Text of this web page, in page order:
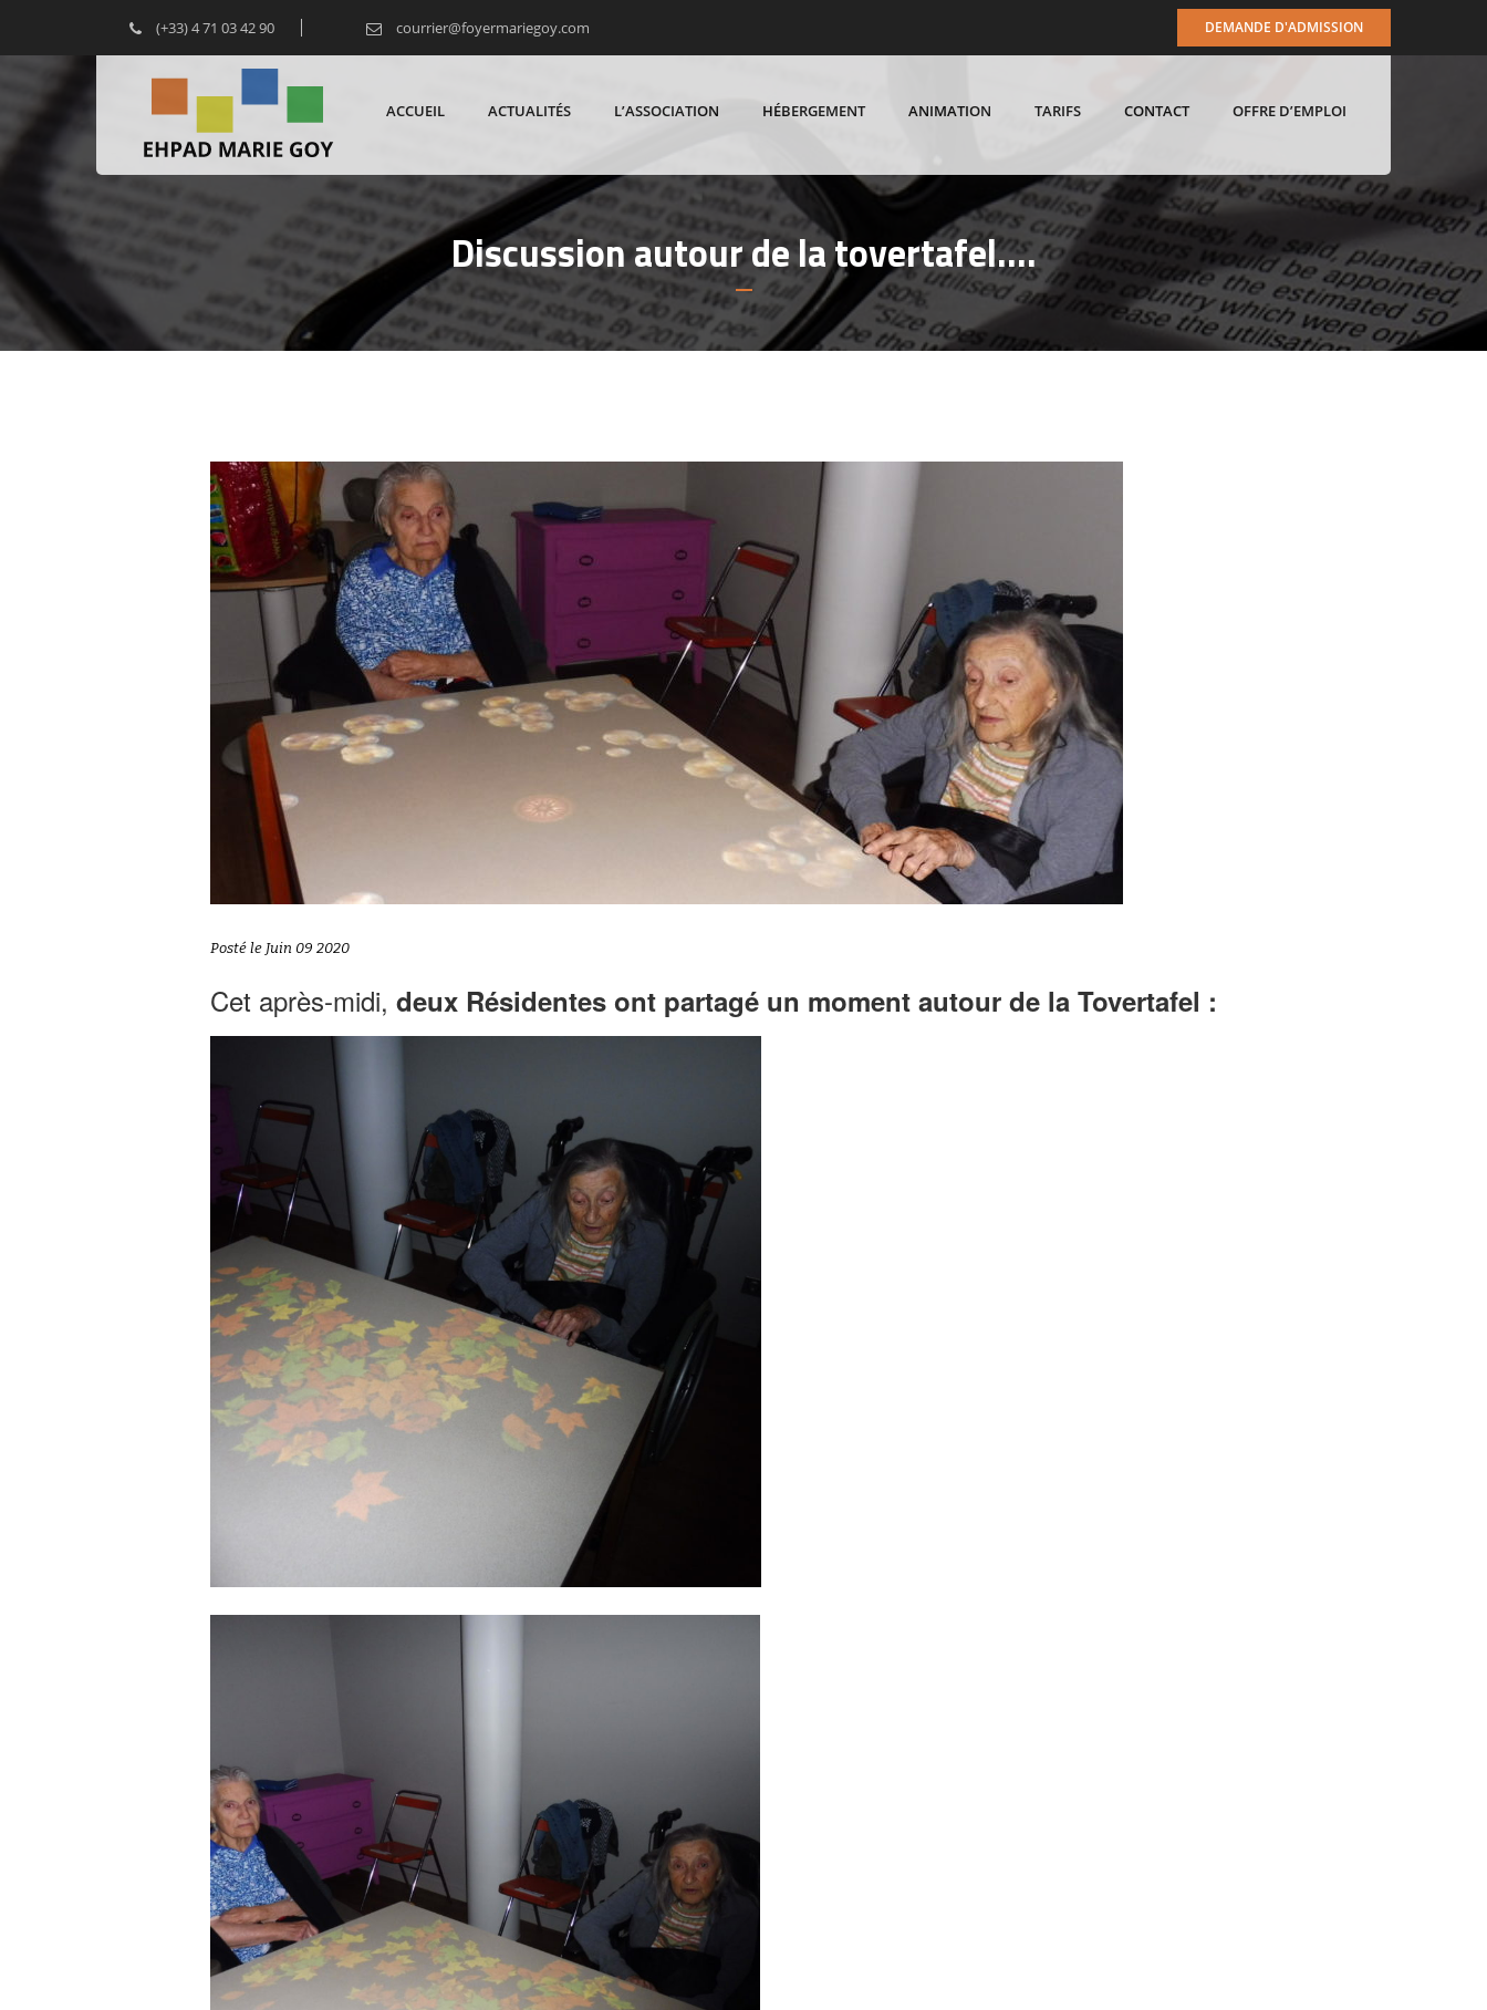
(+33) 4 71 03 42 90 courrier@foyermariegoy.com DEMANDE D'ADMISSION
ACCUEIL ACTUALITÉS L’ASSOCIATION HÉBERGEMENT ANIMATION TARIFS CONTACT OFFRE D’EMPLOI
Discussion autour de la tovertafel….
Posté le Juin 09 2020
Cet après-midi, deux Résidentes ont partagé un moment autour de la Tovertafel :